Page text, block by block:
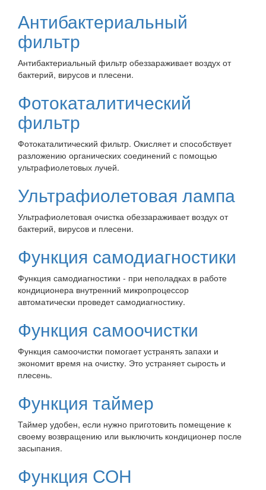
Антибактериальный
фильтр
Антибактериальный фильтр обеззараживает воздух от
бактерий, вирусов и плесени.
Фотокаталитический
фильтр
Фотокаталитический фильтр. Окисляет и способствует
разложению органических соединений с помощью
ультрафиолетовых лучей.
Ультрафиолетовая лампа
Ультрафиолетовая очистка обеззараживает воздух от
бактерий, вирусов и плесени.
Функция самодиагностики
Функция самодиагностики - при неполадках в работе
кондиционера внутренний микропроцессор
автоматически проведет самодиагностику.
Функция самоочистки
Функция самоочистки помогает устранять запахи и
экономит время на очистку. Это устраняет сырость и
плесень.
Функция таймер
Таймер удобен, если нужно приготовить помещение к
своему возвращению или выключить кондиционер после
засыпания.
Функция СОН